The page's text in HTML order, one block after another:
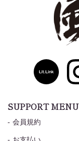
SUPPORT MENU
会員規約